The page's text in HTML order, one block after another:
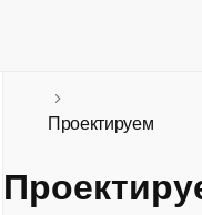
Проектируем